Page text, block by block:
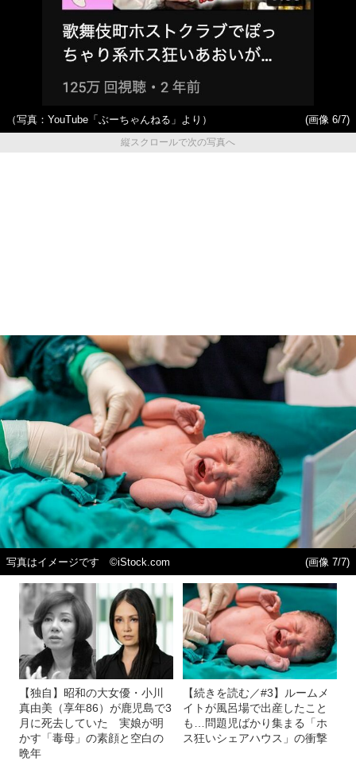
（写真：YouTube「ぶーちゃんねる」より）
(画像 6/7)
縦スクロールで次の写真へ
写真はイメージです ©iStock.com (画像 7/7)
【独自】昭和の大女優・小川
真由美（享年86）が鹿児島で3
月に死去していた 実娘が明
かす「毒母」の素顔と空白の
晩年
【続きを読む／#3】ルームメ
イトが風呂場で出産したこと
も…問題児ばかり集まる「ホ
ス狂いシェアハウス」の衝撃